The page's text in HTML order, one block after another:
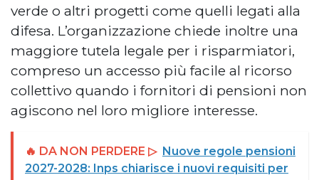
verde o altri progetti come quelli legati alla
difesa. L’organizzazione chiede inoltre una
maggiore tutela legale per i risparmiatori,
compreso un accesso più facile al ricorso
collettivo quando i fornitori di pensioni non
agiscono nel loro migliore interesse.
🔥 DA NON PERDERE ▷ Nuove regole pensioni
2027-2028: Inps chiarisce i nuovi requisiti per